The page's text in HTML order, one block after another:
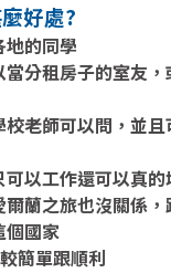
好處?
的同學
分租房子的室友
老師可以問，並且
以工作還可以真
爾蘭之旅也沒關係
個國家
簡單跟順利